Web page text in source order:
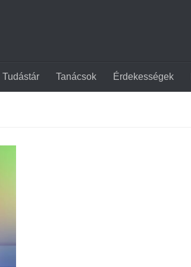
Tudástár Tanácsok Érdekességek